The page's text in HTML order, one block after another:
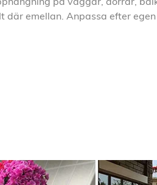
på väggar, dörrar,
där emellan. Anpassa efter egen